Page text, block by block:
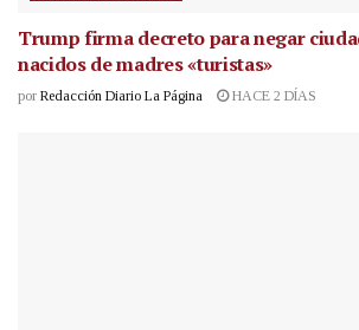
Trump firma decreto para negar
nacidos de madres «turistas»
por Redacción Diario La Página HACE 2 DÍAS